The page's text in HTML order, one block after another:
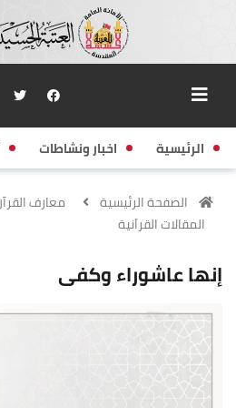
الرئيسية اخبار ونشاطات
الصفحة الرئيسية
معارف
المقالات القراَنية
إنها عاشوراء وكفى